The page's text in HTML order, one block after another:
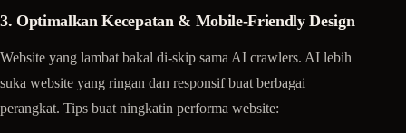
3. Optimalkan Kecepatan & Mobile-Friendly Design
Website yang lambat bakal di-skip sama AI crawlers. AI lebih
suka website yang ringan dan responsif buat berbagai
perangkat. Tips buat ningkatin performa website: